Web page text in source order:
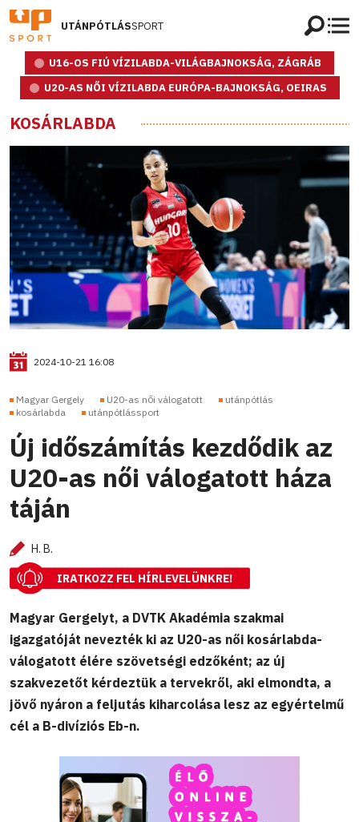
UTÁNPÓTLÁSSPORT
U16-OS FIÚ VÍZILABDA-VILÁGBAJNOKSÁG, ZÁGRÁB
U20-AS NŐI VÍZILABDA EURÓPA-BAJNOKSÁG, OEIRAS
KOSÁRLABDA
2024-10-21 16:08
Magyar Gergely U20-as női válogatott
utánpótlás
kosárlabda
utánpótlássport
Új időszámítás kezdődik az
U20-as női válogatott háza
táján
H. B.
IRATKOZZ FEL HÍRLEVELÜNKRE!
Magyar Gergelyt, a DVTK Akadémia szakmai
igazgatóját nevezték ki az U20-as női kosárlabda-
válogatott élére szövetségi edzőként; az új
szakvezetőt kérdeztük a tervekről, aki elmondta, a
jövő nyáron a feljutás kiharcolása lesz az egyértelmű
cél a B-divíziós Eb-n.